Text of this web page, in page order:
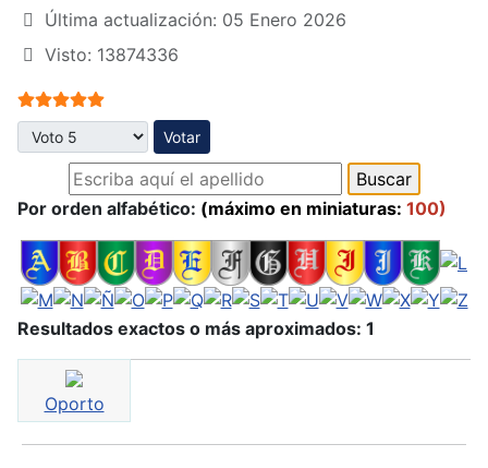
Última actualización: 05 Enero 2026
Visto: 13874336
Ratio:5/5
Por favor, vote
Por orden alfabético: (máximo en miniaturas: 100)
Resultados exactos o más aproximados: 1
Oporto